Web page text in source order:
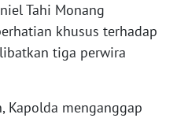
Tahi Monang
khusus terhadap
tiga perwira
Kapolda menganggap